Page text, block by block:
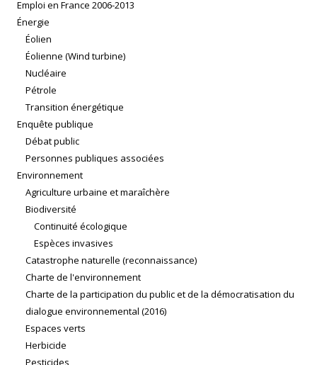
Emploi en France 2006-2013
Énergie
Éolien
Éolienne (Wind turbine)
Nucléaire
Pétrole
Transition énergétique
Enquête publique
Débat public
Personnes publiques associées
Environnement
Agriculture urbaine et maraîchère
Biodiversité
Continuité écologique
Espèces invasives
Catastrophe naturelle (reconnaissance)
Charte de l'environnement
Charte de la participation du public et de la démocratisation du
dialogue environnemental (2016)
Espaces verts
Herbicide
Pesticides